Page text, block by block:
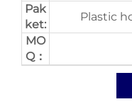
Pak
ket:
Plastic
MO
Q：